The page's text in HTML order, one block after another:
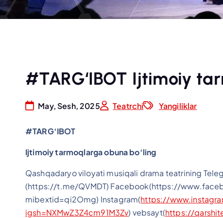
#TARG‘IBOT Ijtimoiy
May, Sesh, 2025 Teatrchi Yangiliklar
#TARG‘IBOT
Ijtimoiy tarmoqlarga obuna bo‘ling
Qashqadaryo viloyati musiqali drama teatrining
(https://t.me/QVMDT) Facebook(https://
mibextid=qi2Omg) Instagram(https://
igsh=NXMwZ3Z4cm91M3Zv) vebsayt(https://